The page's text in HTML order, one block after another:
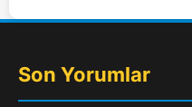
Son Yorumlar